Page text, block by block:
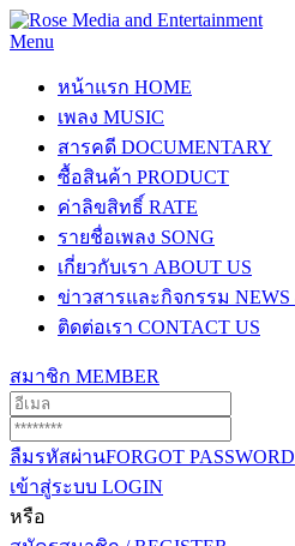
Menu
หน้าแรก HOME
เพลง MUSIC
สารคดี DOCUMENTARY
ซื้อสินค้า PRODUCT
ค่าลิขสิทธิ์ RATE
รายชื่อเพลง SONG
เกี่ยวกับเรา ABOUT US
ข่าวสารและกิจกรรม
ติดต่อเรา CONTACT US
สมาชิก MEMBER
ลืมรหัสผ่านFORGOT PASSWORD
เข้าสู่ระบบ LOGIN
หรือ